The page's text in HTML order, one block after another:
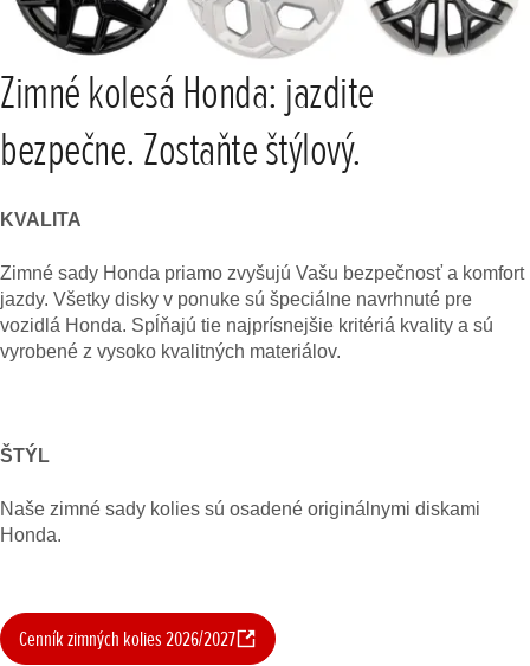
Zimné kolesá Honda: jazdite
bezpečne. Zostaňte štýlový.
KVALITA
Zimné sady Honda priamo zvyšujú Vašu bezpečnosť a komfort
jazdy. Všetky disky v ponuke sú špeciálne navrhnuté pre
vozidlá Honda. Spĺňajú tie najprísnejšie kritériá kvality a sú
vyrobené z vysoko kvalitných materiálov.
ŠTÝL
Naše zimné sady kolies sú osadené originálnymi diskami
Honda.
Cenník zimných kolies 2026/2027